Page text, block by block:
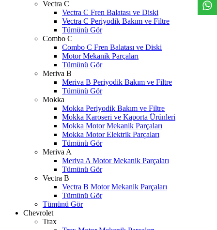
Vectra C
Vectra C Fren Balatası ve Diski
Vectra C Periyodik Bakım ve Filtre
Tümünü Gör
Combo C
Combo C Fren Balatası ve Diski
Motor Mekanik Parçaları
Tümünü Gör
Meriva B
Meriva B Periyodik Bakım ve Filtre
Tümünü Gör
Mokka
Mokka Periyodik Bakım ve Filtre
Mokka Karoseri ve Kaporta Ürünleri
Mokka Motor Mekanik Parçaları
Mokka Motor Elektrik Parçaları
Tümünü Gör
Meriva A
Meriva A Motor Mekanik Parçaları
Tümünü Gör
Vectra B
Vectra B Motor Mekanik Parçaları
Tümünü Gör
Tümünü Gör
Chevrolet
Trax